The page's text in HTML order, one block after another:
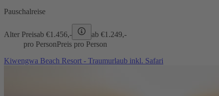
Pauschalreise
Alter Preisab €1.456,- ab €1.249,-
pro PersonPreis pro Person
Kiwengwa Beach Resort - Traumurlaub inkl. Safari